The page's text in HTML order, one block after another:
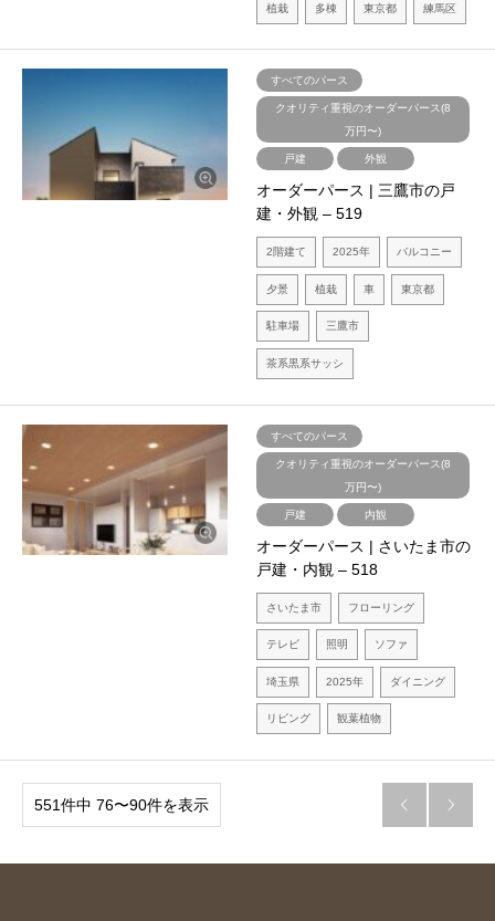
植栽 多棟 東京都 練馬区
すべてのパース
クオリティ重視のオーダーパース(8
万円〜)
戸建 外観
オーダーパース | 三鷹市の戸
建・外観 – 519
2階建て 2025年 バルコニー
夕景 植栽 車 東京都
駐車場 三鷹市
茶系黒系サッシ
すべてのパース
クオリティ重視のオーダーパース(8
万円〜)
戸建 内観
オーダーパース | さいたま市の
戸建・内観 – 518
さいたま市 フローリング
テレビ 照明 ソファ
埼玉県 2025年 ダイニング
リビング 観葉植物
551件中 76〜90件を表示  